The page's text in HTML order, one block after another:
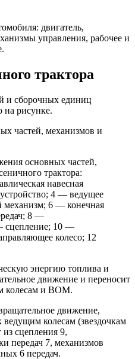
двигатель,
управления, рабочее и
трактора
и сборочных единиц
на рисунке.
основных частей,
трактора:
навесная
4 — ведущее
механизм; 6 — конечная
8 —
сцепление; 10 —
колесо; 12
энергию топлива и
движение и переносит
колесам и ВОМ.
движение,
ведущим колесам (звездочкам
из сцепления 9,
передач 7, механизмов
6 передач.